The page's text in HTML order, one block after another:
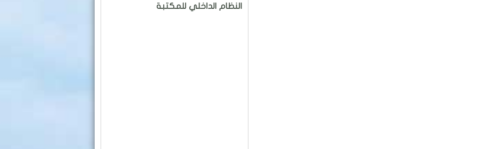
النظام الداخلي للمكتبة